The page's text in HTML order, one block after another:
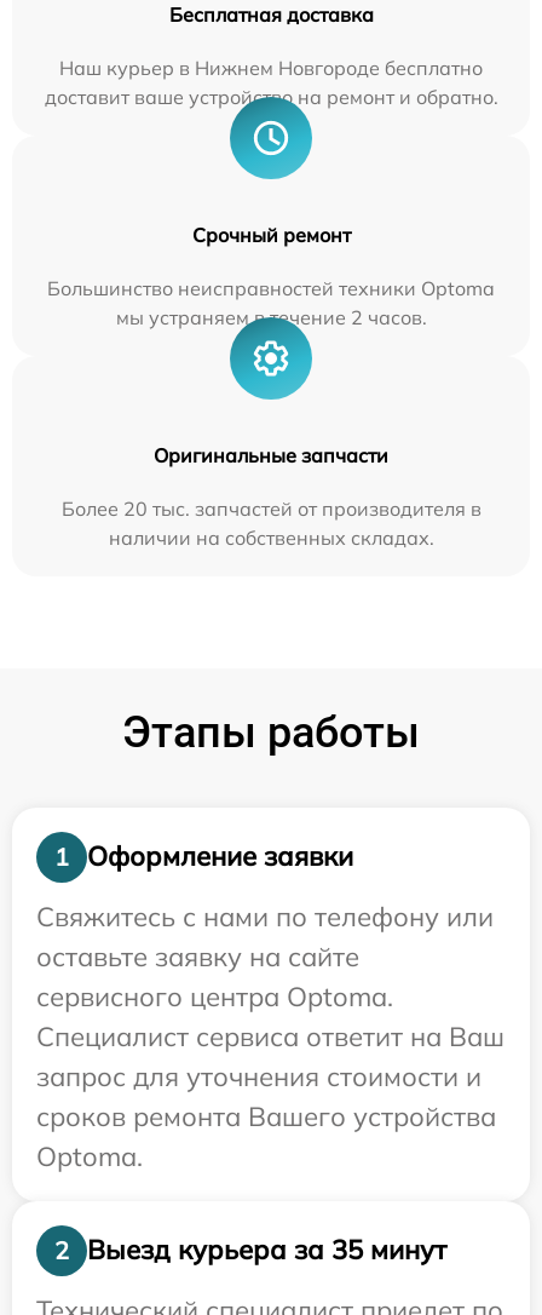
Бесплатная доставка
Наш курьер в Нижнем Новгороде бесплатно
доставит ваше устройство на ремонт и обратно.
Срочный ремонт
Большинство неисправностей техники Optoma
мы устраняем в течение 2 часов.
Оригинальные запчасти
Более 20 тыс. запчастей от производителя в
наличии на собственных складах.
Этапы работы
1
Оформление заявки
Свяжитесь с нами по телефону или
оставьте заявку на сайте
сервисного центра Optoma.
Специалист сервиса ответит на Ваш
запрос для уточнения стоимости и
сроков ремонта Вашего устройства
Optoma.
2
Выезд курьера за 35 минут